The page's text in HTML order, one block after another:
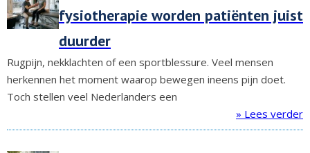
fysiotherapie worden patiënten juist
duurder
Rugpijn, nekklachten of een sportblessure. Veel mensen
herkennen het moment waarop bewegen ineens pijn doet.
Toch stellen veel Nederlanders een
» Lees verder